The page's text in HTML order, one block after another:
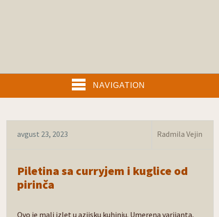
NAVIGATION
avgust 23, 2023 Radmila Vejin
Piletina sa curryjem i kuglice od
pirinča
Ovo je mali izlet u azijsku kuhinju. Umerena varijanta,